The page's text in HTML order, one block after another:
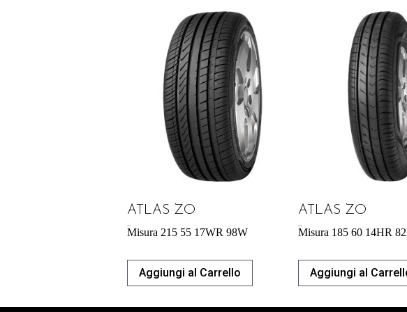
ATLAS ZO
Misura 215 55 17WR 98W
Aggiungi al Carrello
ATLAS ZO
Misura 185 60 14HR
Aggiungi al